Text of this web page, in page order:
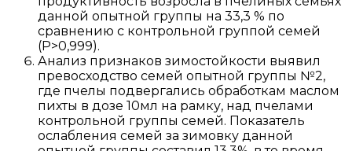
данной опытной группы на 33,3 % по
сравнению с контрольной группой семей
(P>0,999).
Анализ признаков зимостойкости выявил
превосходство семей опытной группы №2,
где пчелы подвергались обработкам маслом
пихты в дозе 10мл на рамку, над пчелами
контрольной группы семей. Показатель
ослабления семей за зимовку данной